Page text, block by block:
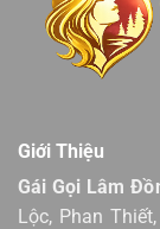
Giới Thiệu
Gái Gọi Lâm
Lộc, Phan